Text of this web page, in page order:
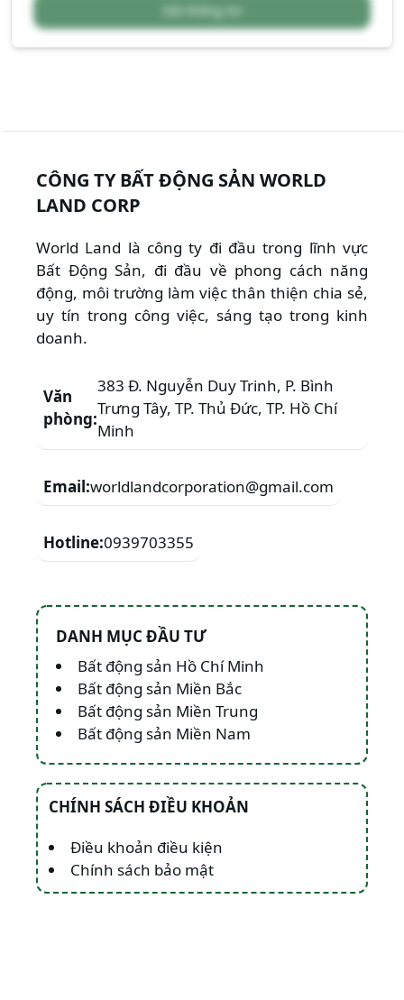
Gửi thông tin
CÔNG TY BẤT ĐỘNG SẢN WORLD
LAND CORP
World Land là công ty đi đầu trong lĩnh vực
Bất Động Sản, đi đầu về phong cách năng
động, môi trường làm việc thân thiện chia sẻ,
uy tín trong công việc, sáng tạo trong kinh
doanh.
Văn
phòng:
383 Đ. Nguyễn Duy Trinh, P. Bình
Trưng Tây, TP. Thủ Đức, TP. Hồ Chí
Minh
Email:worldlandcorporation@gmail.com
Hotline:0939703355
DANH MỤC ĐẦU TƯ
Bất động sản Hồ Chí Minh
Bất động sản Miền Bắc
Bất động sản Miền Trung
Bất động sản Miền Nam
CHÍNH SÁCH ĐIỀU KHOẢN
Điều khoản điều kiện
Chính sách bảo mật